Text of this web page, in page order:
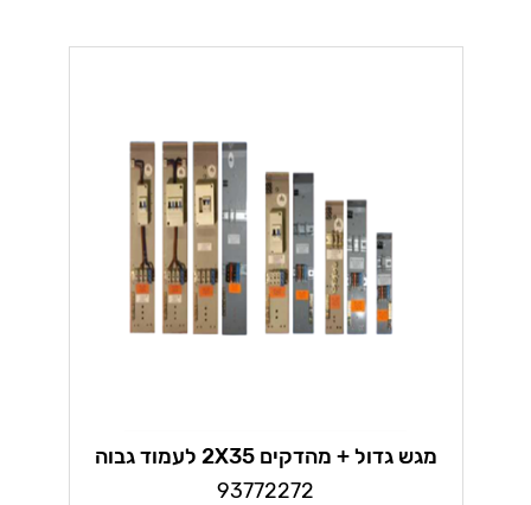
מגש גדול + מהדקים 2X35 לעמוד גבוה
93772272